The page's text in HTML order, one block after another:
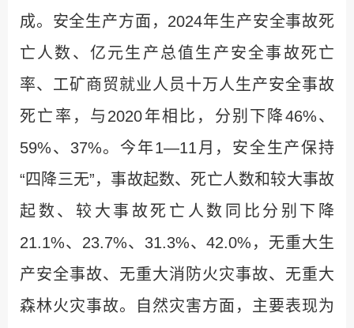
成。安全生产方面，2024年生产安全事故死
亡人数、亿元生产总值生产安全事故死亡
率、工矿商贸就业人员十万人生产安全事故
死亡率，与2020年相比，分别下降46%、
59%、37%。今年1—11月，安全生产保持
“四降三无”，事故起数、死亡人数和较大事故
起数、较大事故死亡人数同比分别下降
21.1%、23.7%、31.3%、42.0%，无重大生
产安全事故、无重大消防火灾事故、无重大
森林火灾事故。自然灾害方面，主要表现为